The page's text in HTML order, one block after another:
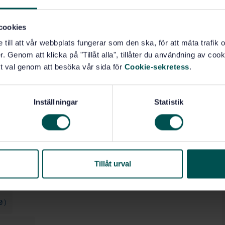
till att vår webbplats fungerar som den ska, för att mäta trafik
Genom att klicka på "Tillåt alla", tillåter du användning av
val genom att besöka vår sida för Cookie-sekretess.
Inställningar Statistik
Tillåt urval
geodesi, geografi (07.040)
av information (35.040)
och förlagsverksamhet (35.240.30)